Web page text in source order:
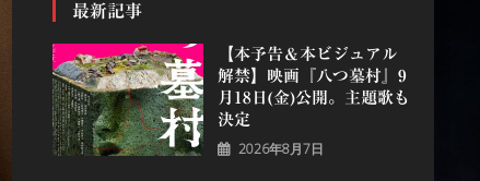
最新記事
【本予告＆本ビジュアル
解禁】映画『八つ墓村』9
月18日(金)公開。主題歌も
決定
2026年8月7日